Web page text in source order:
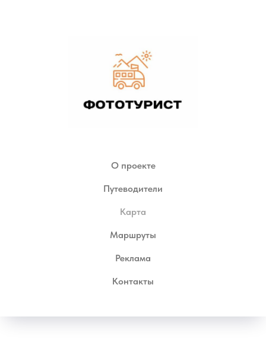
О проекте
Путеводители
Карта
Маршруты
Реклама
Контакты